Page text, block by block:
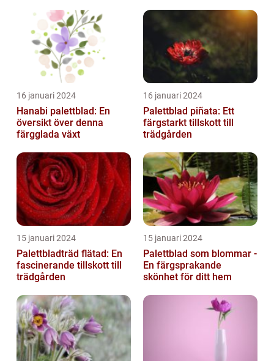
16 januari 2024
Hanabi palettblad: En
översikt över denna
färgglada växt
16 januari 2024
Palettblad piñata: Ett
färgstarkt tillskott till
trädgården
15 januari 2024
Palettbladträd flätad: En
fascinerande tillskott till
trädgården
15 januari 2024
Palettblad som blommar -
En färgsprakande
skönhet för ditt hem